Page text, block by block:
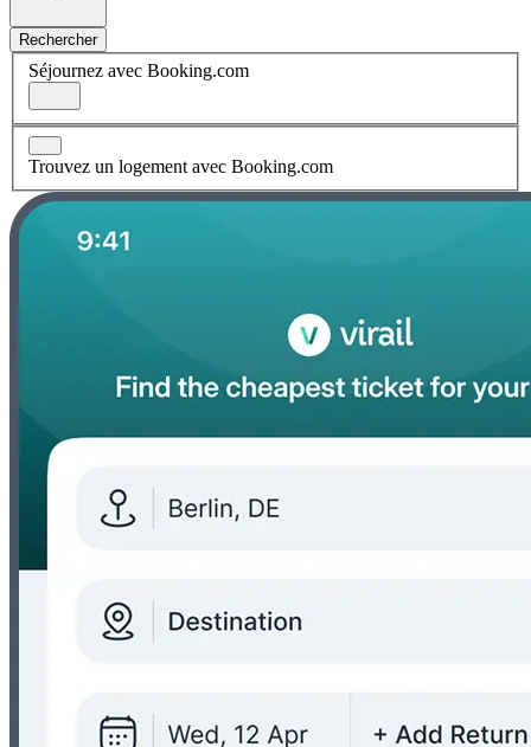
Rechercher
Séjournez avec Booking.com
Trouvez un logement avec Booking.com